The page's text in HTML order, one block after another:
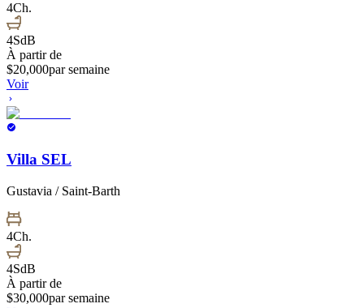
4Ch.
4SdB
À partir de
$20,000par semaine
Voir
Villa SEL
Gustavia / Saint-Barth
4Ch.
4SdB
À partir de
$30,000par semaine